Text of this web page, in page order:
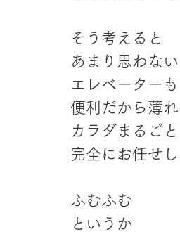
そう考えると
あまり思わな
エレベーター
便利だから薄
カラダまるごと
完全にお任せし
ふむふむ
というか